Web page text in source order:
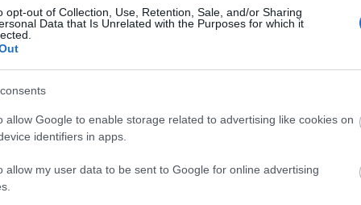
opt-out of Collection, Use, Retention, Sale, and/or Sharing
Data that Is Unrelated with the Purposes for which it
allow Google to enable storage related to advertising like cookies on
identifiers in apps.
allow my user data to be sent to Google for online advertising
templomfelújítás